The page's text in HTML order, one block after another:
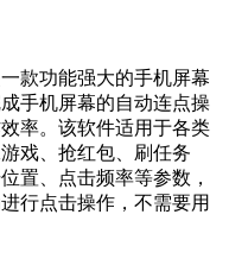
款功能强大的手机屏幕
手机屏幕的自动连点操
率。该软件适用于各类
戏、抢红包、刷任务
置、点击频率等参数，
行点击操作，不需要用